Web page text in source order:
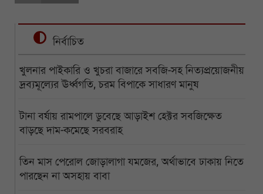
নির্বাচিত
খুলনার পাইকারি ও খুচরা বাজারে সবজি-সহ নিত্যপ্রয়োজনীয়
দ্রব্যমূল্যের ঊর্ধ্বগতি, চরম বিপাকে সাধারণ মানুষ
টানা বর্ষায় রামপালে ডুবেছে আড়াইশ হেক্টর সবজিক্ষেত
বাড়ছে দাম-কমেছে সরবরাহ
তিন মাস পেরোল জোড়ালাগা যমজের, অর্থাভাবে ঢাকায় নিতে
পারছেন না অসহায় বাবা